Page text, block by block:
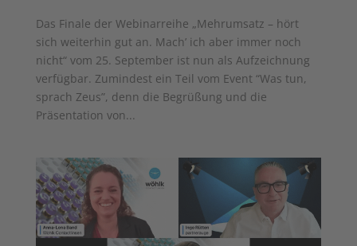
Das Finale der Webinarreihe „Mehrumsatz – hört
sich weiterhin gut an. Mach’ ich aber immer noch
nicht“ vom 25. September ist nun als Aufzeichnung
verfügbar. Zumindest ein Teil vom Event “Was tun,
sprach Zeus”, denn die Begrüßung und die
Präsentation von...